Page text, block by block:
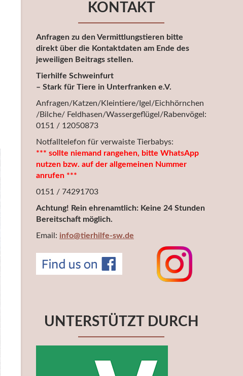
KONTAKT
Anfragen zu den Vermittlungstieren bitte
direkt über die Kontaktdaten am Ende des
jeweiligen Beitrags stellen.
Tierhilfe Schweinfurt
– Stark für Tiere in Unterfranken e.V.
Anfragen/Katzen/Kleintiere/Igel/Eichhörnchen
/Bilche/ Feldhasen/Wassergeflügel/Rabenvögel:
0151 / 12050873
Notfalltelefon für verwaiste Tierbabys:
*** sollte niemand rangehen, bitte WhatsApp
nutzen bzw. auf der allgemeinen Nummer
anrufen ***
0151 / 74291703
Achtung! Rein ehrenamtlich: Keine 24 Stunden
Bereitschaft möglich.
Email: info@tierhilfe-sw.de
UNTERSTÜTZT DURCH